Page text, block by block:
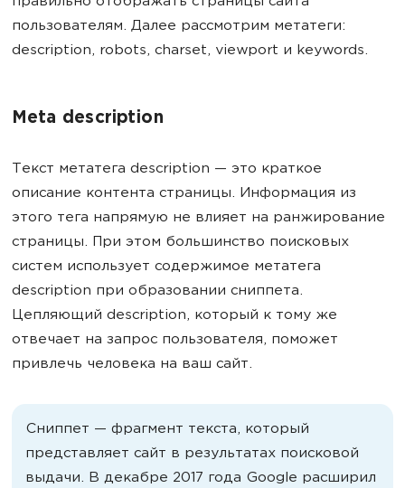
пользователям. Далее рассмотрим метатеги:
description, robots, charset, viewport и keywords.
Meta description
Текст метатега description — это краткое
описание контента страницы. Информация из
этого тега напрямую не влияет на ранжирование
страницы. При этом большинство поисковых
систем использует содержимое метатега
description при образовании сниппета.
Цепляющий description, который к тому же
отвечает на запрос пользователя, поможет
привлечь человека на ваш сайт.
Сниппет — фрагмент текста, который
представляет сайт в результатах поисковой
выдачи. В декабре 2017 года Google расширил